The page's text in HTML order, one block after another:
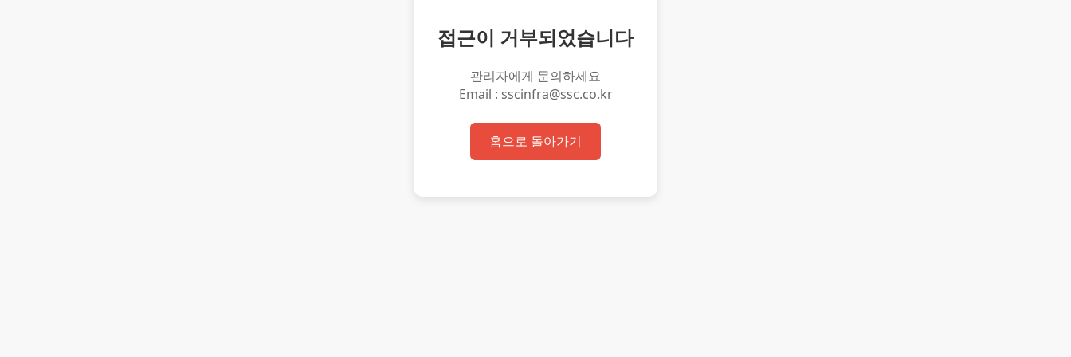
접근이 거부되었습니다
관리자에게 문의하세요
Email : sscinfra@ssc.co.kr
홈으로 돌아가기